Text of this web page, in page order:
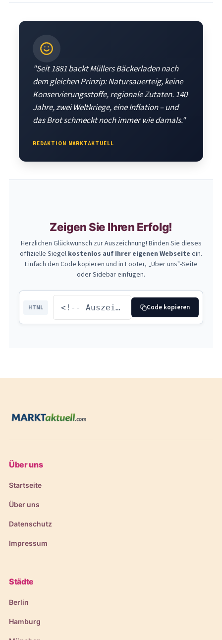
"Seit 1881 backt Müllers Bäckerladen nach
dem gleichen Prinzip: Natursauerteig, keine
Konservierungsstoffe, regionale Zutaten. 140
Jahre, zwei Weltkriege, eine Inflation – und
das Brot schmeckt noch immer wie damals."
REDAKTION MARKTAKTUELL
Zeigen Sie Ihren Erfolg!
Herzlichen Glückwunsch zur Auszeichnung! Binden Sie dieses
offizielle Siegel kostenlos auf Ihrer eigenen Webseite ein.
Einfach den Code kopieren und in Footer, „Über uns"-Seite
oder Sidebar einfügen.
HTML Code kopieren
Über uns
Startseite
Über uns
Datenschutz
Impressum
Städte
Berlin
Hamburg